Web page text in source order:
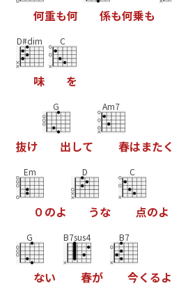
何重も何 係も何乗も
D#dim
味
C
を
抜け
G
出して
Am7
春はまたく
Em
０ のよ
D
うな
C
点のよ
G
ない
B7sus4
春が
B7
今く るよ